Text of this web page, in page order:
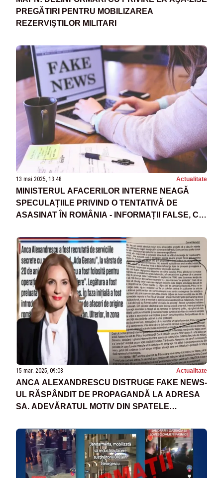
PREGĂTIRI PENTRU MOBILIZAREA
REZERVIŞTILOR MILITARI
13 mai 2025, 13:48 Actualitate
MINISTERUL AFACERILOR INTERNE NEAGĂ
SPECULAȚIILE PRIVIND O TENTATIVĂ DE
ASASINAT ÎN ROMÂNIA - INFORMAȚII FALSE, CU
15 mar. 2025, 09:08 Actualitate
ANCA ALEXANDRESCU DISTRUGE FAKE NEWS-
UL RĂSPÂNDIT DE PROPAGANDĂ LA ADRESA
SA. ADEVĂRATUL MOTIV DIN SPATELE